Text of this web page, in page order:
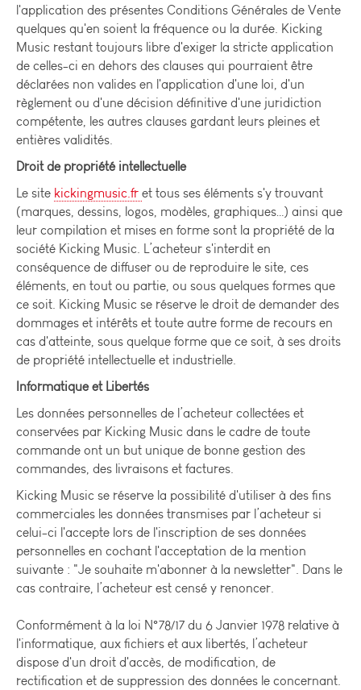
l'application des présentes Conditions Générales de Vente
quelques qu'en soient la fréquence ou la durée. Kicking
Music restant toujours libre d'exiger la stricte application
de celles-ci en dehors des clauses qui pourraient être
déclarées non valides en l'application d'une loi, d'un
règlement ou d'une décision définitive d'une juridiction
compétente, les autres clauses gardant leurs pleines et
entières validités.
Droit de propriété intellectuelle
Le site kickingmusic.fr et tous ses éléments s'y trouvant
(marques, dessins, logos, modèles, graphiques…) ainsi que
leur compilation et mises en forme sont la propriété de la
société Kicking Music. L’acheteur s'interdit en
conséquence de diffuser ou de reproduire le site, ces
éléments, en tout ou partie, ou sous quelques formes que
ce soit. Kicking Music se réserve le droit de demander des
dommages et intérêts et toute autre forme de recours en
cas d'atteinte, sous quelque forme que ce soit, à ses droits
de propriété intellectuelle et industrielle.
Informatique et Libertés
Les données personnelles de l’acheteur collectées et
conservées par Kicking Music dans le cadre de toute
commande ont un but unique de bonne gestion des
commandes, des livraisons et factures.
Kicking Music se réserve la possibilité d'utiliser à des fins
commerciales les données transmises par l’acheteur si
celui-ci l'accepte lors de l'inscription de ses données
personnelles en cochant l'acceptation de la mention
suivante : "Je souhaite m'abonner à la newsletter". Dans le
cas contraire, l’acheteur est censé y renoncer.
Conformément à la loi N°78/17 du 6 Janvier 1978 relative à
l'informatique, aux fichiers et aux libertés, l’acheteur
dispose d'un droit d'accès, de modification, de
rectification et de suppression des données le concernant.